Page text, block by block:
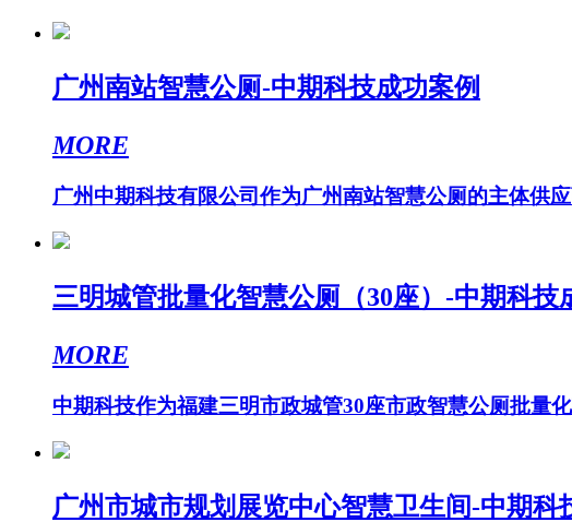
广州南站智慧公厕-中期科技成功案例
MORE
广州中期科技有限公司作为广州南站智慧公厕的主体供
三明城管批量化智慧公厕（30座）-中期科技
MORE
中期科技作为福建三明市政城管30座市政智慧公厕批量
广州市城市规划展览中心智慧卫生间-中期科